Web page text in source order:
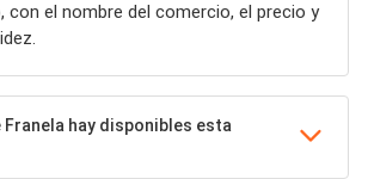
con el nombre del comercio, el precio y
hay disponibles esta